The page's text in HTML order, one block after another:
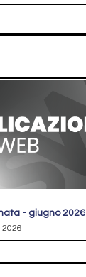
- giugno 2026
2026